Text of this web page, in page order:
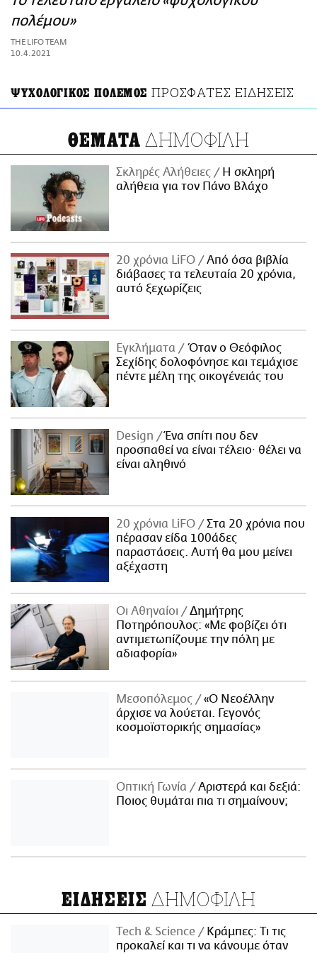
ΑΜΠΑ
PRINT
πολέμου»
THE LIFO TEAM
10.4.2021
ΨΥΧΟΛΟΓΙΚΟΣ ΠΟΛΕΜΟΣ ΠΡΟΣΦΑΤΕΣ ΕΙΔΗΣΕΙΣ
ΘΕΜΑΤΑ ΔΗΜΟΦΙΛΗ
Σκληρές Αλήθειες
H σκληρή
αλήθεια για τον Πάνο Βλάχο
20 χρόνια LiFO
Από όσα βιβλία
διάβασες τα τελευταία 20 χρόνια,
αυτό ξεχωρίζεις
Εγκλήματα
Όταν ο Θεόφιλος
Σεχίδης δολοφόνησε και τεμάχισε
πέντε μέλη της οικογένειάς του
Design
Ένα σπίτι που δεν
προσπαθεί να είναι τέλειο· θέλει να
είναι αληθινό
20 χρόνια LiFO
Στα 20 χρόνια που
πέρασαν είδα 100άδες
παραστάσεις. Αυτή θα μου μείνει
αξέχαστη
Οι Αθηναίοι
Δημήτρης
Ποτηρόπουλος: «Με φοβίζει ότι
αντιμετωπίζουμε την πόλη με
αδιαφορία»
Μεσοπόλεμος
«Ο Νεοέλλην
άρχισε να λούεται. Γεγονός
κοσμοϊστορικής σημασίας»
Οπτική Γωνία
Αριστερά και δεξιά:
Ποιος θυμάται πια τι σημαίνουν;
ΕΙΔΗΣΕΙΣ ΔΗΜΟΦΙΛΗ
Τech & Science
Κράμπες: Τι τις
προκαλεί και τι να κάνουμε όταν